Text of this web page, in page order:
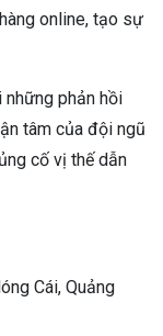
online, tạo sự
phản hồi
tâm của đội ngũ
cố vị thế dẫn
Cái, Quảng